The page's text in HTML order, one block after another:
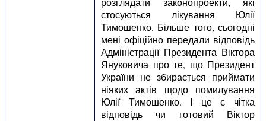
стосуються лікування Юлії
Тимошенко. Більше того, сьогодні
мені офіційно передали відповідь
Адміністрації Президента Віктора
Януковича про те, що Президент
України не збирається приймати
ніяких актів щодо помилування
Юлії Тимошенко. І це є чітка
відповідь чи готовий Віктор